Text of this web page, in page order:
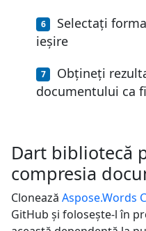
Selectați
ieșire
Obțineți
documentului ca
Dart bibliotecă
compresia
Clonează Aspose.Words
GitHub și folosește-l în